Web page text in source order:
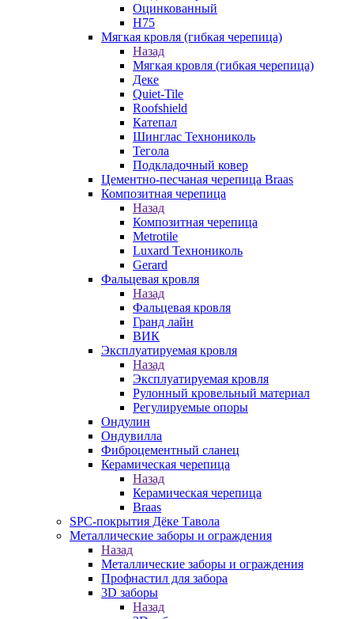
Оцинкованный
Н75
Мягкая кровля (гибкая черепица)
Назад
Мягкая кровля (гибкая черепица)
Деке
Quiet-Tile
Roofshield
Катепал
Шинглас Технониколь
Тегола
Подкладочный ковер
Цементно-песчаная черепица Braas
Композитная черепица
Назад
Композитная черепица
Metrotile
Luxard Технониколь
Gerard
Фальцевая кровля
Назад
Фальцевая кровля
Гранд лайн
ВИК
Эксплуатируемая кровля
Назад
Эксплуатируемая кровля
Рулонный кровельный материал
Регулируемые опоры
Ондулин
Ондувилла
Фиброцементный сланец
Керамическая черепица
Назад
Керамическая черепица
Braas
SPC-покрытия Дёке Тавола
Металлические заборы и ограждения
Назад
Металлические заборы и ограждения
Профнастил для забора
3D заборы
Назад